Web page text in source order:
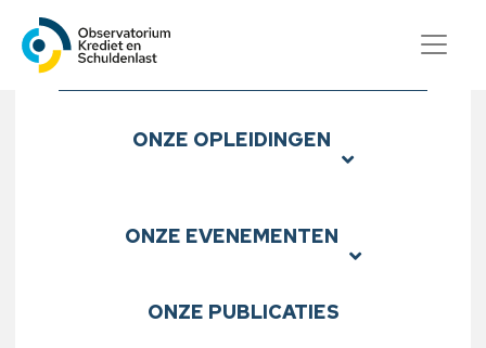
Observatorium Krediet en
Submenu
ONZE OPLEIDINGEN
ONZE EVENEMENTEN
ONZE PUBLICATIES